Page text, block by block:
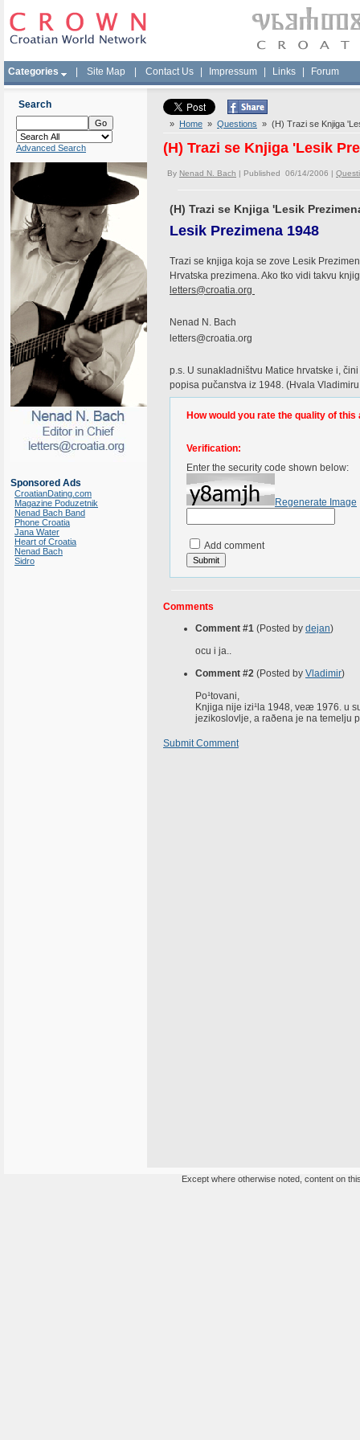
Categories Site Map Contact Us Impressum Links Forum
Search
Advanced Search
Sponsored Ads
CroatianDating.com
Magazine Poduzetnik
Nenad Bach Band
Phone Croatia
Jana Water
Heart of Croatia
Nenad Bach
Sidro
» Home » Questions » (H) Trazi se Knjiga
(H) Trazi se Knjiga 'Lesik
By Nenad N. Bach | Published 06/14/2006 |
(H) Trazi se Knjiga 'Lesik
Lesik Prezimena 1948
Trazi se knjiga koja se zove Lesik
Hrvatska prezimena. Ako tko vidi takvu
letters@croatia.org
Nenad N. Bach
letters@croatia.org
p.s. U sunakladništvu Matice hrvatske i,
popisa pučanstva iz 1948. (Hvala
How would you rate the quality of this
Verification:
Enter the security code shown below:
Regenerate Image
Add comment
Comments
Comment #1 (Posted by dejan)
ocu i ja..
Comment #2 (Posted by Vladimir)
Po¹tovani,
Knjiga nije izi¹la 1948, veæ 1976. u
jezikoslovlje, a raðena je na temelju
Submit Comment
Except where otherwise noted, content on